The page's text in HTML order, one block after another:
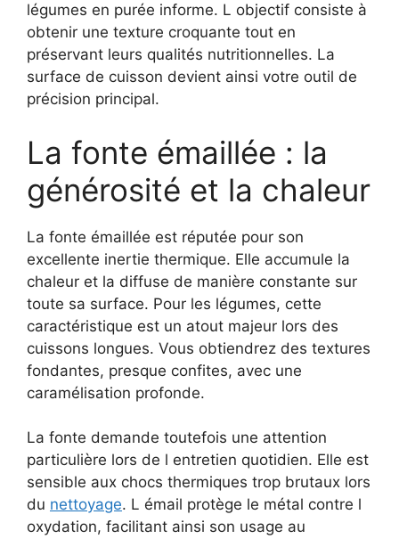
légumes en purée informe. L objectif consiste à
obtenir une texture croquante tout en
préservant leurs qualités nutritionnelles. La
surface de cuisson devient ainsi votre outil de
précision principal.
La fonte émaillée : la
générosité et la chaleur
La fonte émaillée est réputée pour son
excellente inertie thermique. Elle accumule la
chaleur et la diffuse de manière constante sur
toute sa surface. Pour les légumes, cette
caractéristique est un atout majeur lors des
cuissons longues. Vous obtiendrez des textures
fondantes, presque confites, avec une
caramélisation profonde.
La fonte demande toutefois une attention
particulière lors de l entretien quotidien. Elle est
sensible aux chocs thermiques trop brutaux lors
du nettoyage. L émail protège le métal contre l
oxydation, facilitant ainsi son usage au